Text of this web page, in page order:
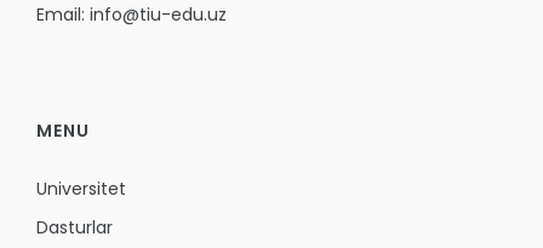
Email: info@tiu-edu.uz
MENU
Universitet
Dasturlar